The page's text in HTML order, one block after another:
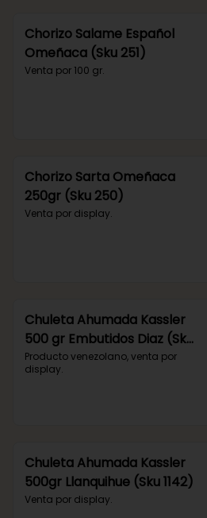
Chorizo Salame Español
Omeñaca (Sku 251)
Venta por 100 gr.
Chorizo Sarta Omeñaca
250gr (Sku 250)
Venta por display.
Chuleta Ahumada Kassler
500 gr Embutidos Diaz (Sku
434)
Producto venezolano, venta por
display.
Chuleta Ahumada Kassler
500gr Llanquihue (Sku 1142)
Venta por display.